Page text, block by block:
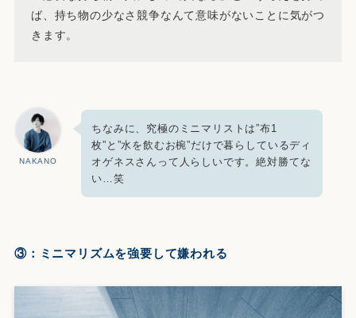
ば、持ち物の少なさ競争なんて意味がないことに気がつ
きます。
NAKANO
ちなみに、究極のミニマリストは”布1
枚”と”水を飲むお椀”だけで暮らしているディ
オゲネスさんって人らしいです。絶対勝てな
い…笑
③：ミニマリズムを強要して嫌われる